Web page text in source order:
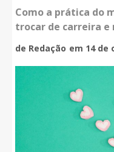
Como a prática do
trocar de carreira e
de Redação em 14 de